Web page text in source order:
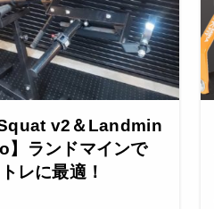
v2＆Landmin
ランドマインで
レに最適！